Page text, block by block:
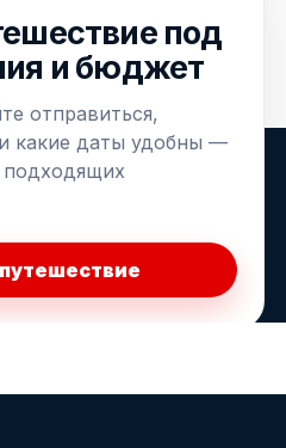
под
и бюджет
отправиться,
какие даты удобны —